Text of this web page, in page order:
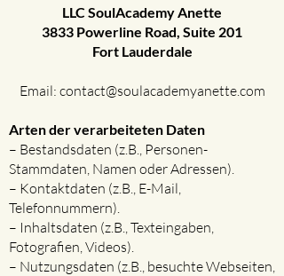
LLC SoulAcademy Anette
3833 Powerline Road, Suite 201
Fort Lauderdale
Email: contact@soulacademyanette.com
Arten der verarbeiteten Daten​
– Bestandsdaten (z.B., Personen-
Stammdaten, Namen oder Adressen).
– Kontaktdaten (z.B., E-Mail,
Telefonnummern).
– Inhaltsdaten (z.B., Texteingaben,
Fotografien, Videos).
– Nutzungsdaten (z.B., besuchte Webseiten,